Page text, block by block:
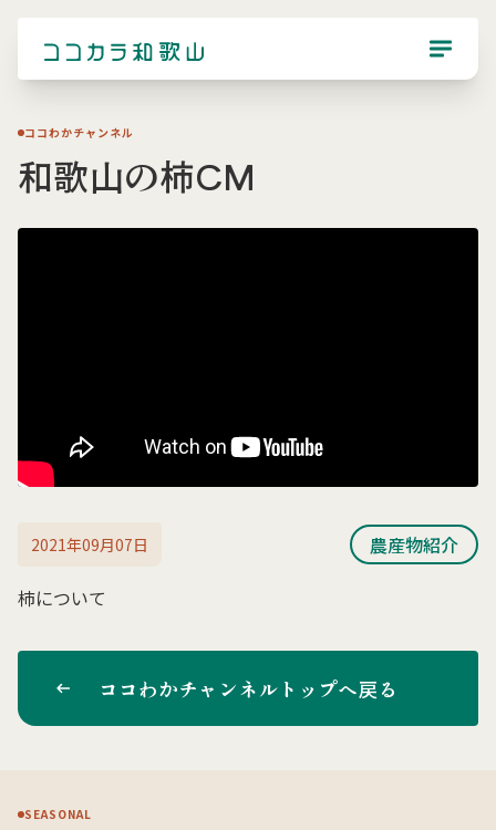
ココわかチャンネル
和歌山の柿CM
2021年09月07日
農産物紹介
柿について
ココわかチャンネルトップへ戻る
SEASONAL